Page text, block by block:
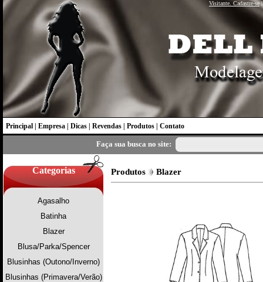
Visitante. Cadastre-se
Principal Empresa Dicas Revendas Produtos Contato
Faça sua busca no site:
Categorias
Agasalho
Batinha
Blazer
Blusa/Parka/Spencer
Blusinhas (Outono/Inverno)
Blusinhas (Primavera/Verão)
Produtos Blazer